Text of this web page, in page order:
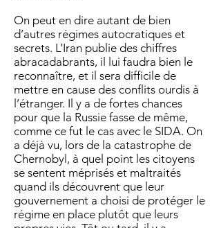
On peut en dire autant de bien
d’autres régimes autocratiques et
secrets. L’Iran publie des chiffres
abracadabrants, il lui faudra bien le
reconnaître, et il sera difficile de
mettre en cause des conflits ourdis à
l’étranger. Il y a de fortes chances
pour que la Russie fasse de même,
comme ce fut le cas avec le SIDA. On
a déjà vu, lors de la catastrophe de
Chernobyl, à quel point les citoyens
se sentent méprisés et maltraités
quand ils découvrent que leur
gouvernement a choisi de protéger le
régime en place plutôt que leurs